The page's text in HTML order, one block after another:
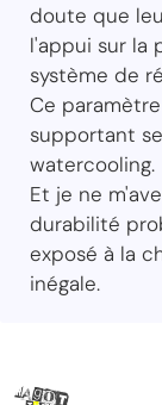
doute que
l'appui sur la
système de
Ce
supportant
watercooling.
Et je ne
durabilité
exposé à la
inégale.